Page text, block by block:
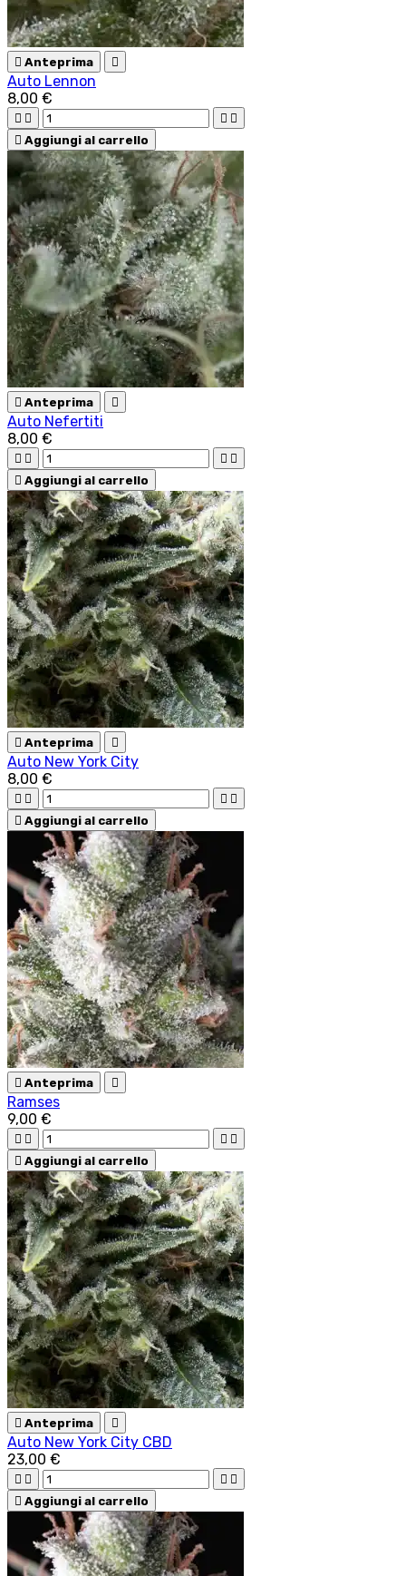
 Anteprima 
Auto Lennon
8,00 €
   
 Aggiungi al carrello
 Anteprima 
Auto Nefertiti
8,00 €
   
 Aggiungi al carrello
 Anteprima 
Auto New York City
8,00 €
   
 Aggiungi al carrello
 Anteprima 
Ramses
9,00 €
   
 Aggiungi al carrello
 Anteprima 
Auto New York City CBD
23,00 €
   
 Aggiungi al carrello